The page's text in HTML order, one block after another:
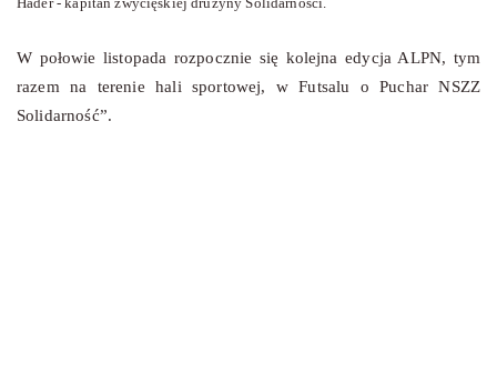
W połowie listopada rozpocznie się kolejna edycja ALPN, tym
razem na terenie hali sportowej, w Futsalu o Puchar NSZZ
Solidarność”.